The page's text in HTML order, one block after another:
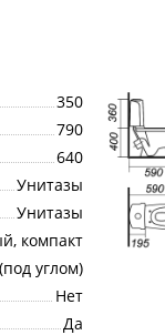
350
790
640
Унитазы
Унитазы
компакт
углом)
Нет
Да